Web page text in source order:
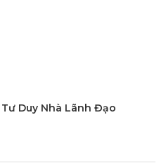
Duy Nhà Lãnh Đạo